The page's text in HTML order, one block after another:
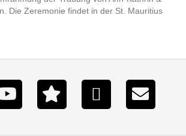
Die Zeremonie findet in der St. Mauritius